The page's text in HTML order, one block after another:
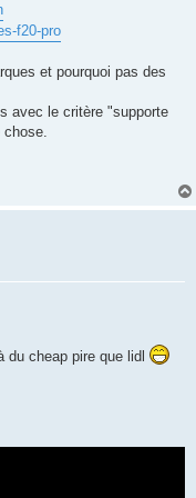
f20-pro
et pourquoi pas des
avec le critère "supporte
chose.
cheap pire que lidl